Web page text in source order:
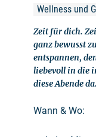
Wellness und
Zeit für dich.
ganz bewusst
entspannen,
liebevoll in die
diese Abende
Wann & Wo: